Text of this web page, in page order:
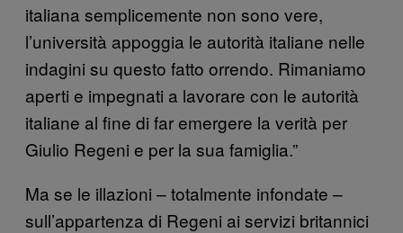
italiana semplicemente non sono vere,
l’università appoggia le autorità italiane nelle
indagini su questo fatto orrendo. Rimaniamo
aperti e impegnati a lavorare con le autorità
italiane al fine di far emergere la verità per
Giulio Regeni e per la sua famiglia.”
Ma se le illazioni – totalmente infondate –
sull’appartenza di Regeni ai servizi britannici